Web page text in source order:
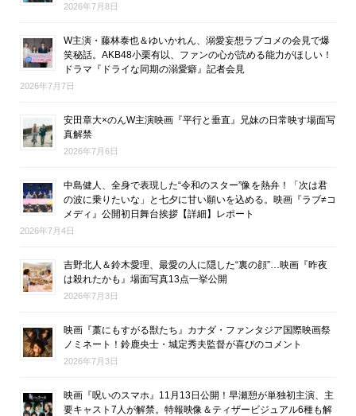
2026年7月8日
W主演・藤林泰也＆ゆいかれん、溺愛妄想ラブコメの会見で爆
笑秘話。AKB48小栗有以、ファンの心が読める能力がほしい！
ドラマ『ドライな同期の溺愛癖』記者会見
2026年7月7日
安田章大×のんW主演映画『平行と垂直』兄妹の日常映す場面写
真解禁
2026年7月6日
中島健人、全身で表現した“令和のスター”像を熱弁！「次は君
の波に乗りたいな」と七夕に甘い願いを込める。映画『ラブ≠コ
メディ』公開初日舞台挨拶【詳細】レポート
2026年7月4日
吉野北人＆鈴木愛理、最愛の人に隠した“裏の顔”…映画『昨夜
は殺れたかも』場面写真13点一挙公開
2026年7月3日
映画『藁にもすがる獣たち』カナダ・ファンタジア国際映画祭
ノミネート！鈴鹿央士・城定秀夫監督が喜びのコメント
2026年7月3日
映画『呪いのスマホ』11月13日公開！早瀬憩が単独初主演、主
要キャスト7人が解禁。特報映像＆ティザービジュアル6種も解